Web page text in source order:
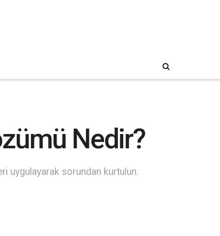
Nedir?
uygulayarak sorundan kurtulun.